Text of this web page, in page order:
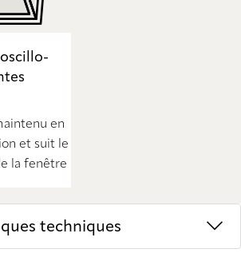
en
et suit le
la fenêtre
techniques